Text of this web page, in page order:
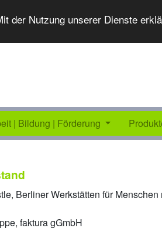
der Nutzung unserer Dienste
| Bildung | Förderung
Berliner Werkstätten für
faktura gGmbH